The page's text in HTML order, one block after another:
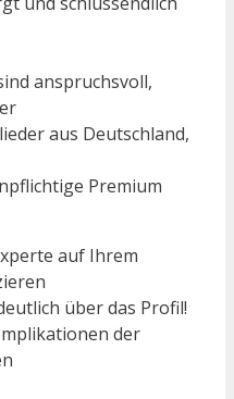
anspruchsvoll,
aus Deutschland,
Premium
auf Ihrem
über das Profil!
der